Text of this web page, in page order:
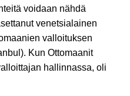
voidaan nähdä
venetsialainen
valloituksen
Kun Ottomaanit
hallinnassa, oli